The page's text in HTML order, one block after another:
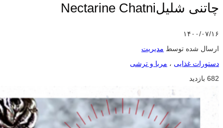
چاتنی شلیلNectarine Chatni
۱۴۰۰/۰۷/۱۶
ارسال شده توسط مدیریت
دستورات غذایی ، مربا و ترشی
682 بازدید